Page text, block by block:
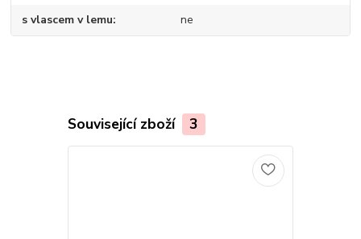
s vlascem v lemu ne
Související zboží 3